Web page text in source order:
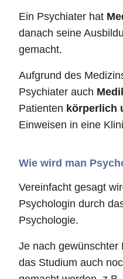
Ein Psychiater hat
danach seine
gemacht.
Aufgrund des
Psychiater auch
Patienten körperlich
Einweisen in eine
Wie wird man
Vereinfacht gesagt
Psychologin durch
Psychologie.
Je nach gewünschter
das Studium auch